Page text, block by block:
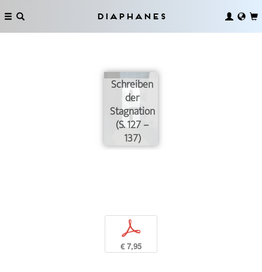
Diaphanes
Schreiben
der
Stagnation
(S. 127 –
137)
p
€ 7,95